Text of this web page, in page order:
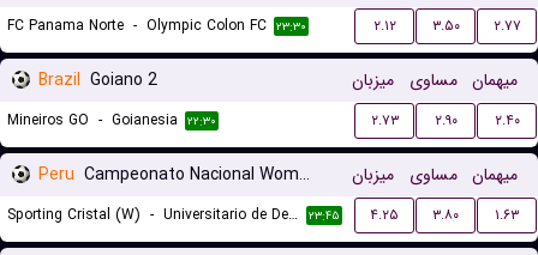
FC Panama Norte - Olympic Colon FC ۲۳:۳۰ ۲.۱۲ ۳.۵۰ ۲.۷۷
Brazil Goiano 2 میزبان مساوی میهمان
Mineiros GO - Goianesia ۲۲:۳۰ ۲.۷۳ ۲.۹۰ ۲.۴۰
Peru Campeonato Nacional Women میزبان مساوی میهمان
Sporting Cristal (W) - Universitario de Deportes (W) ۲۳:۴۵ ۴.۲۵ ۳.۸۰ ۱.۶۳